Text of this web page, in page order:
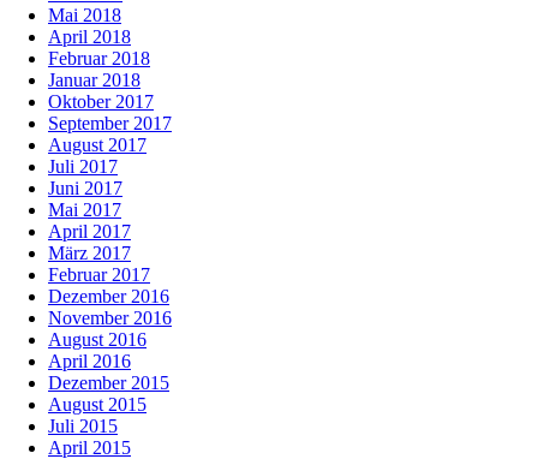
Mai 2018
April 2018
Februar 2018
Januar 2018
Oktober 2017
September 2017
August 2017
Juli 2017
Juni 2017
Mai 2017
April 2017
März 2017
Februar 2017
Dezember 2016
November 2016
August 2016
April 2016
Dezember 2015
August 2015
Juli 2015
April 2015